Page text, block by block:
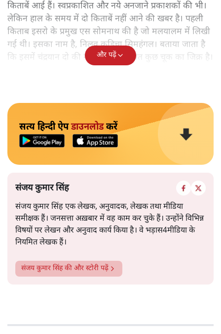
किताबें आई हैं। स्वप्रकाशित और नये अनजाने प्रकाशकों की भी।
लेकिन हाल के समय में दो किताबें नहीं आने की खबर है। पहली
किताब इसरो के प्रमुख एस सोमनाथ की है जो मलयालम में लिखी
गई थी। इसका नाम है, निलवु कुडिचा सिमहंगल। बताया जाता है
कि इसमें चंद्रयान दो की नाकामी से संबंधित कुछ चूक का जिक्र है।
और पढ़ें
सत्य हिन्दी ऐपडाउनलोडकरें
संजय कुमार सिंह
संजय कुमार सिंह एक लेखक, अनुवादक, लेखक तथा मीडिया
समीक्षक हैं। जनसत्ता अख़बार में वह काम कर चुके हैं। उन्होंने विभिन्न
विषयों पर लेखन और अनुवाद कार्य किया है। वे भड़ास4मीडिया के
नियमित लेखक हैं।
संजय कुमार सिंहकी और स्टोरी पढ़ें